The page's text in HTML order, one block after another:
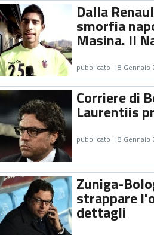
Dalla
smorfia
Masina. Il
pubblicato il 8 Gennaio
Corriere di
Laurentiis
pubblicato il 8 Gennaio
Zuniga-
strappare
dettagli